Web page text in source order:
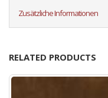
Zusätzliche Informationen
RELATED PRODUCTS